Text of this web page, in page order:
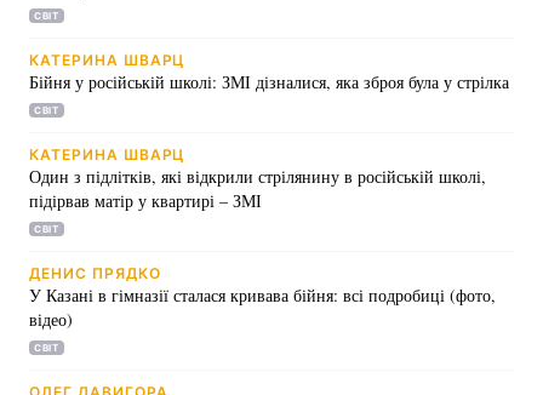
СВІТ
КАТЕРИНА ШВАРЦ
Бійня у російській школі: ЗМІ дізналися, яка зброя була у стрілка
СВІТ
КАТЕРИНА ШВАРЦ
Один з підлітків, які відкрили стрілянину в російській школі,
підірвав матір у квартирі – ЗМІ
СВІТ
ДЕНИС ПРЯДКО
У Казані в гімназії сталася кривава бійня: всі подробиці (фото,
відео)
СВІТ